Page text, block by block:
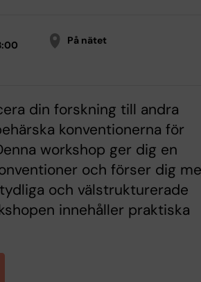
På nätet
din forskning till andra
konventionerna för
workshop ger dig en
och förser dig
och välstrukturerade
innehåller praktiska